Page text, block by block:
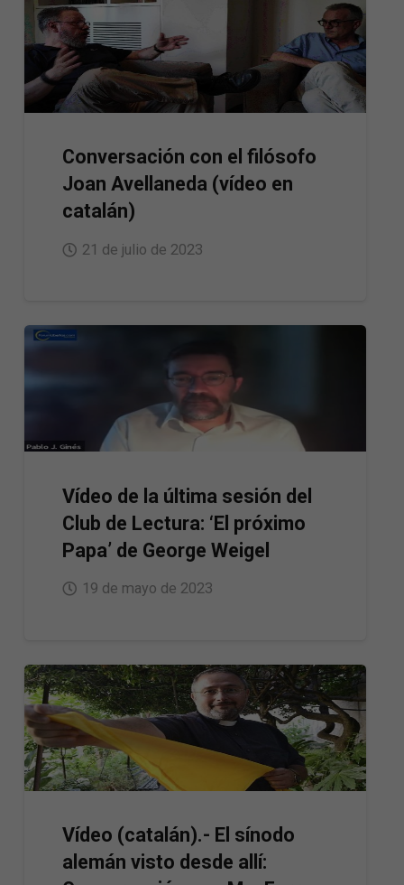
Conversación con el filósofo
Joan Avellaneda (vídeo en
catalán)
21 de julio de 2023
Vídeo de la última sesión del
Club de Lectura: ‘El próximo
Papa’ de George Weigel
19 de mayo de 2023
Vídeo (catalán).- El sínodo
alemán visto desde allí: